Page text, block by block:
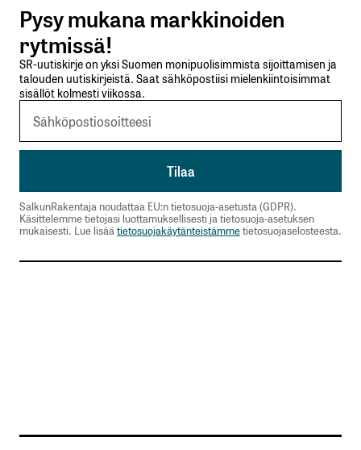
Sähköpostiosoitettasi ei julkaista.Pakolliset
kentät on merkitty*
Nimesi tai nimimerkkisi*
Pysy mukana markkinoiden
rytmissä!
SR-uutiskirje on yksi Suomen monipuolisimmista sijoittamisen ja
talouden uutiskirjeistä. Saat sähköpostiisi mielenkiintoisimmat
sisällöt kolmesti viikossa.
SalkunRakentaja noudattaa EU:n tietosuoja-asetusta (GDPR).
Käsittelemme tietojasi luottamuksellisesti ja tietosuoja-asetuksen
mukaisesti. Lue lisäätietosuojakäytänteistämmetietosuojaselosteesta.